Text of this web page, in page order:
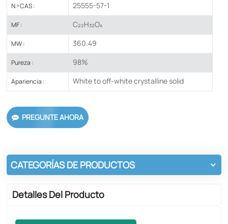
N.º CAS : 25555-57-1
MF : C₂₂H₃₂O₄
MW : 360.49
Pureza : 98%
Apariencia : White to off-white crystalline solid
PREGUNTE AHORA
CATEGORÍAS DE PRODUCTOS
Detalles Del Producto